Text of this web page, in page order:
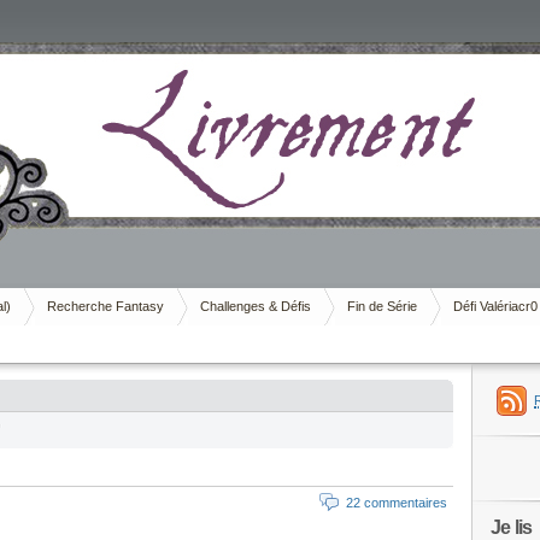
Recherche Fantasy Challenges & Défis Fin de Série Défi Valériacr0
22 commentaires
Je lis